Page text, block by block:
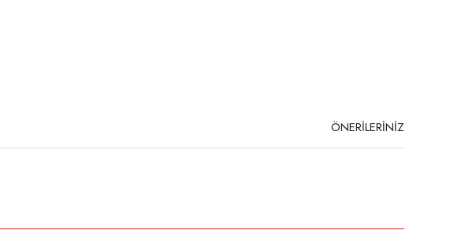
ÖNERİLERİNİZ